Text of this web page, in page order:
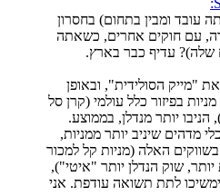
עובד ומבין בתחום) בחסרון
עם חוקים אחרים, כשאתה
שלה)? עדיף כבר בארץ.
"מייק הסולידית", ובאופן
בפיזור כלל עולמי (קרן סל
יותר מנדלן, בממוצע.
מדהים שיניב יותר ממניות,
האלה (מניות קל למכור
יותר, שוק הנדלן יותר "איטי"),
לתת תשואה עודפת. אני